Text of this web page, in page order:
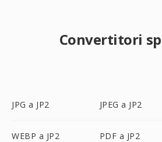
Convertitori
JPG a JP2 JPEG a JP2
WEBP a JP2 PDF a JP2